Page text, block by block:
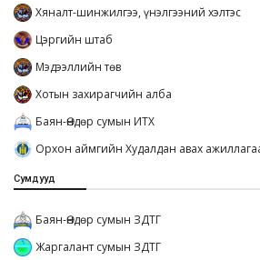
Хяналт-шинжилгээ, үнэлгээний хэлтэс
Цэргийн штаб
Мэдээллийн төв
Хотын захирагчийн алба
Баян-Өндөр сумын ИТХ
Орхон аймгийн Худалдан авах
Сумдууд
Баян-Өндөр сумын ЗДТГ
Жаргалант сумын ЗДТГ